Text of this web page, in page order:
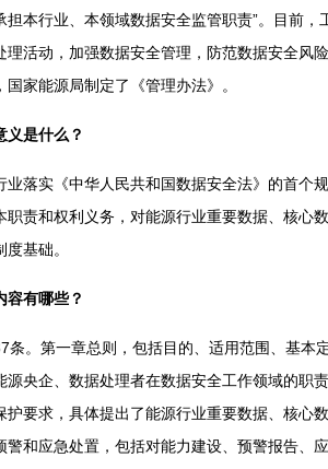
本行业、本领域数据安全监管职责”。目前
活动，加强数据安全管理，防范数据安全风
家能源局制定了《管理办法》。
义是什么？
实《中华人民共和国数据安全法》的首个
责和权利义务，对能源行业重要数据、核心
基础。
容有哪些？
。第一章总则，包括目的、适用范围、基本
央企、数据处理者在数据安全工作领域的职
要求，具体提出了能源行业重要数据、核心
和应急处置，包括对能力建设、预警报告、